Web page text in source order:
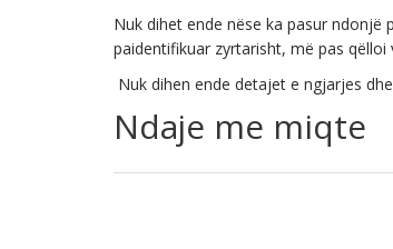
Nuk dihet ende nëse ka pasur ndonjë
paidentifikuar zyrtarisht, më pas qëlloi
Nuk dihen ende detajet e ngjarjes
Ndaje me miqte